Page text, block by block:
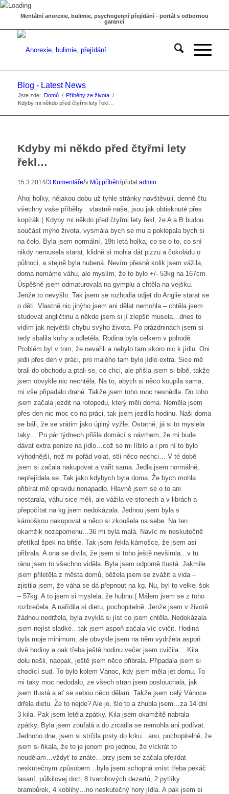
Mentální anorexie, bulimie, psychogenní přejídání - portál s odbornou
garancí
Blog - Latest News
Jste zde: Domů / Příběhy ze života /
Kdyby mi někdo před čtyřmi lety řekl…
Kdyby mi někdo před čtyřmi lety
řekl…
15.3.2014/3 Komentáře/v Můj příběh/přidal admin
Ahoj holky, nějakou dobu už tyhle stránky navštěvuji, denně čtu
všechny vaše příběhy…vlastně naše, jsou jak obtisknuté přes
kopírák:( Kdyby mi někdo před čtyřmi lety řekl, že A a B budou
součást mýho života, vysmála bych se mu a poklepala bych si
na čelo. Byla jsem normální, 19ti letá holka, co se o to, co sní
nikdy nemusela starat, klidně si mohla dát pizzu a čokoládu o
půlnoci, a stejně byla hubená. Nevím přesně kolik jsem vážila,
doma nemáme váhu, ale myslím, že to bylo +/- 53kg na 167cm.
Úspěšně jsem odmaturovala na gymplu a chtěla na vejšku.
Jenže to nevyšlo. Tak jsem se rozhodla odjet do Anglie starat se
o děti. Vlastně nic jinýho jsem ani dělat nemohla – chtěla jsem
studovat angličtinu a někde jsem si jí zlepšit musela…dnes to
vidím jak největší chybu svýho života. Po prázdninách jsem si
tedy sbalila kufry a odletěla. Rodina byla celkem v pohodě.
Problém byl v tom, že nevařili a nebylo tam skoro nic k jídlu. Oni
jedli přes den v práci, pro malého tam bylo jídlo extra. Sice mě
brali do obchodu a ptali se, co chci, ale přišla jsem si blbě, takže
jsem obvykle nic nechtěla. Na to, abych si něco koupila sama,
mi vše připadalo drahé. Takže jsem toho moc nesnědla. Do toho
jsem začala jezdit na rotopedu, který měli doma. Neměla jsem
přes den nic moc co na práci, tak jsem jezdila hodinu. Naši doma
se báli, že se vrátim jako úplný vyžle. Ostatně, já si to myslela
taky… Po pár týdnech přišla domácí s návrhem, že mi bude
dávat extra peníze na jídlo…což se mi líbilo a i pro ní to bylo
výhodnější, než mi pořád volat, stli něco nechci… V té době
jsem si začala nakupovat a vařit sama. Jedla jsem normálně,
nepřejídala se. Tak jako kdybych byla doma. Že bych mohla
přibírat mě opravdu nenapadlo. Hlavně jsem se o to ani
nestarala, váhu sice měli, ale vážila ve stonech a v librách a
přepočítat na kg jsem nedokázala. Jednou jsem byla s
kámoškou nakupovat a něco si zkoušela na sebe. Na ten
okamžik nezapomenu…36 mi byla malá. Navíc mi neskutečně
přetíkal špek na břiše. Tak jsem řekla kámošce, že jsem asi
přibrala. A ona se divila, že jsem si toho ještě nevšimla…v tu
ránu jsem to všechno viděla. Byla jsem odporně tlustá. Jakmile
jsem přiletěla z města domů, běžela jsem se zvážit a vida –
zjistila jsem, že váha se dá přepnout na kg. Nu, byl to velkej šok
– 57kg. A to jsem si myslela, že hubnu:( Málem jsem se z toho
rozbrečela. A nařídila si dietu, pochopitelně. Jenže jsem v životě
žádnou nedržela, byla zvyklá si jíst co jsem chtěla. Nedokázala
jsem nejíst sladké…tak jsem aspoň začala víc cvičit. Hodina
byla moje minimum, ale obvykle jsem na něm vydržela aspoň
dvě hodiny a pak třeba ještě hodinu večer jsem cvičila… Kila
dolu nešli, naopak, ještě jsem něco přibrala. Připadala jsem si
chodící sud. To bylo kolem Vánoc, kdy jsem měla jet domu. To
mi taky moc nedodalo, ze všech stran jsem poslouchala, jak
jsem tlustá a ať se sebou něco dělam. Takže jsem celý Vánoce
drřela dietu. Že to nejde? Ale jo, šlo to a zhubla jsem…za 14 dní
3 kila. Pak jsem letěla zpátky. Kila jsem okamžitě nabrala
zpátky. Byla jsem zoufalá a do zrcadla se nemohla ani podívat.
Jednoho dne, jsem si strčila prsty do krku…ano, pochopitelně, že
jsem si řikala, že to je jenom pro jednou, že víckrát to
neudělam…vždyť to znáte…brzy jsem se začala přejídat
neskutečnym způsobem…byla jsem schopná sníst třeba pekáč
lasaní, půlkilovej dort, 8 tvarohových dezertů, 2 pytlíky
brambůrek, 4 koblihy…no neskutečný hory jídla. A pak jsem si